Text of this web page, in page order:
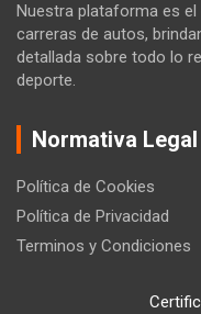
Nuestra plataforma es
carreras de autos,
detallada sobre todo lo
deporte.
Normativa
Política de Cookies
Política de Privacidad
Terminos y Condiciones